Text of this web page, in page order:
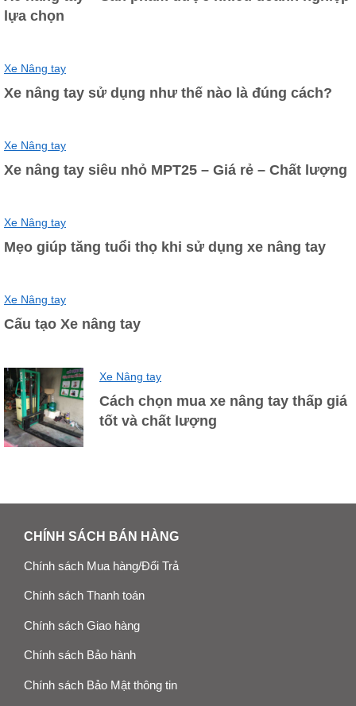
lựa chọn
Xe Nâng tay
Xe nâng tay sử dụng như thế nào là đúng cách?
Xe Nâng tay
Xe nâng tay siêu nhỏ MPT25 – Giá rẻ – Chất lượng
Xe Nâng tay
Mẹo giúp tăng tuổi thọ khi sử dụng xe nâng tay
Xe Nâng tay
Cấu tạo Xe nâng tay
Xe Nâng tay
Cách chọn mua xe nâng tay thấp giá
tốt và chất lượng
CHÍNH SÁCH BÁN HÀNG
Chính sách Mua hàng/Đổi Trả
Chính sách Thanh toán
Chính sách Giao hàng
Chính sách Bảo hành
Chính sách Bảo Mật thông tin